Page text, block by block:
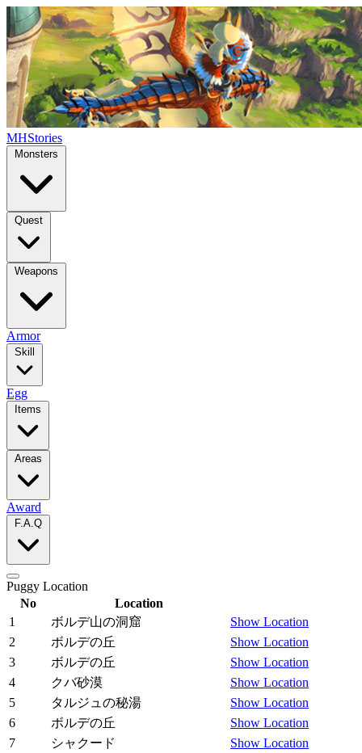
MHStories
Monsters
Quest
Weapons
Armor
Skill
Egg
Items
Areas
Award
F.A.Q
Puggy Location
No
Location
1
ボルデ山の洞窟
Show Location
2
ボルデの丘
Show Location
3
ボルデの丘
Show Location
4
クバ砂漠
Show Location
5
タルジュの秘湯
Show Location
6
ボルデの丘
Show Location
7
シャクード
Show Location